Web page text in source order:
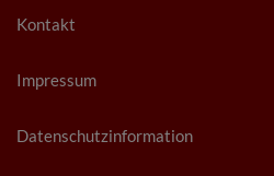
Kontakt
Impressum
Datenschutzinformation